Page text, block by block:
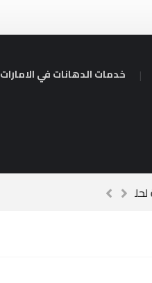
خدمات الدهانات في الامارات
سباك في العين |0521606327| خدمات احترافية لحلول السباكة المتكاملة